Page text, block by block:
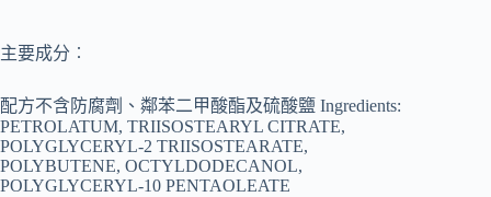
主要成分︰
配方不含防腐劑、鄰苯二甲酸酯及硫酸鹽 Ingredients:
PETROLATUM, TRIISOSTEARYL CITRATE,
POLYGLYCERYL-2 TRIISOSTEARATE,
POLYBUTENE, OCTYLDODECANOL,
POLYGLYCERYL-10 PENTAOLEATE